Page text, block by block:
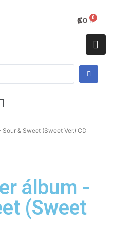
₡0
Sour & Sweet (Sweet Ver.) CD
álbum -
(Sweet